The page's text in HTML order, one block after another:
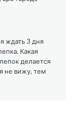
ждать 3 дня
Какая
делается
не вижу, тем